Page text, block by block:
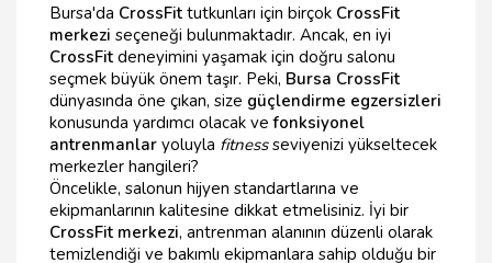
Bursa'da CrossFit tutkunları için birçok CrossFit
merkezi seçeneği bulunmaktadır. Ancak, en iyi
CrossFit deneyimini yaşamak için doğru salonu
seçmek büyük önem taşır. Peki, Bursa CrossFit
dünyasında öne çıkan, size güçlendirme egzersizleri
konusunda yardımcı olacak vefonksiyonel
antrenmanlar yoluyla fitnessseviyenizi yükseltecek
merkezler hangileri?
Öncelikle, salonun hijyen standartlarına ve
ekipmanlarının kalitesine dikkat etmelisiniz. İyi bir
CrossFit merkezi, antrenman alanının düzenli olarak
temizlendiği ve bakımlı ekipmanlara sahip olduğu bir